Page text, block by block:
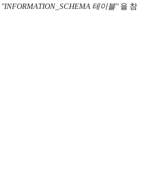
"INFORMATION_SCHEMA 테이블"을 참